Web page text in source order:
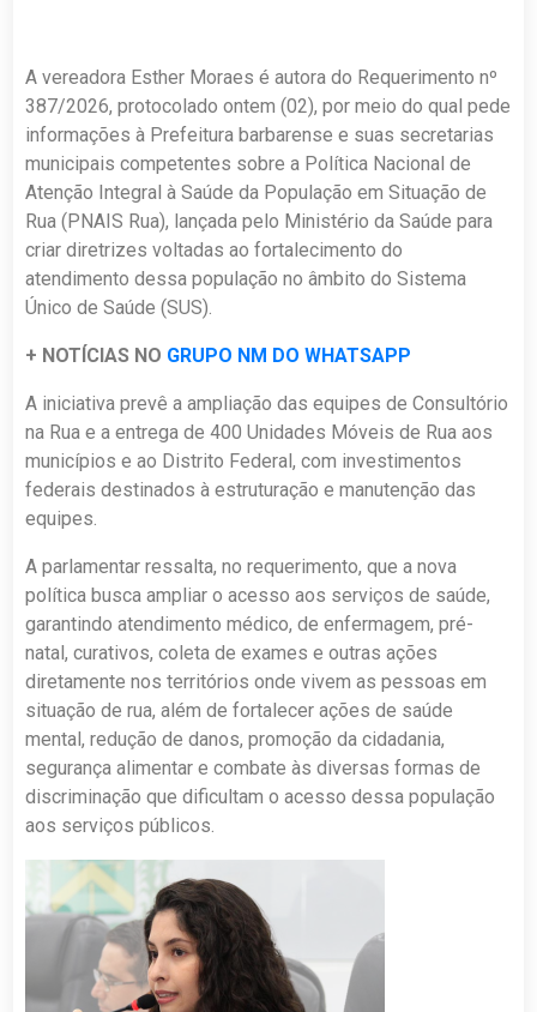
A vereadora Esther Moraes é autora do Requerimento nº
387/2026, protocolado ontem (02), por meio do qual pede
informações à Prefeitura barbarense e suas secretarias
municipais competentes sobre a Política Nacional de
Atenção Integral à Saúde da População em Situação de
Rua (PNAIS Rua), lançada pelo Ministério da Saúde para
criar diretrizes voltadas ao fortalecimento do
atendimento dessa população no âmbito do Sistema
Único de Saúde (SUS).
+ NOTÍCIAS NO GRUPO NM DO WHATSAPP
A iniciativa prevê a ampliação das equipes de Consultório
na Rua e a entrega de 400 Unidades Móveis de Rua aos
municípios e ao Distrito Federal, com investimentos
federais destinados à estruturação e manutenção das
equipes.
A parlamentar ressalta, no requerimento, que a nova
política busca ampliar o acesso aos serviços de saúde,
garantindo atendimento médico, de enfermagem, pré-
natal, curativos, coleta de exames e outras ações
diretamente nos territórios onde vivem as pessoas em
situação de rua, além de fortalecer ações de saúde
mental, redução de danos, promoção da cidadania,
segurança alimentar e combate às diversas formas de
discriminação que dificultam o acesso dessa população
aos serviços públicos.